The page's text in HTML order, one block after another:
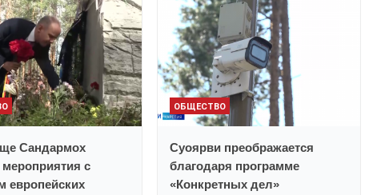
Сандармох
с
европейских
ОБЩЕСТВО
Суоярви преображается
благодаря программе
«Конкретных дел»